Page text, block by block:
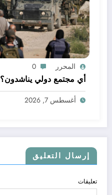
المحرر 0
أي مجتمع دولي يناشدون؟
أغسطس 7, 2026
إرسال التعليق
تعليقات